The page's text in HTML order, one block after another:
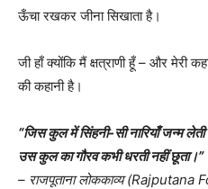
ऊँचा रखकर जीना सिखाता है।
जी हाँ क्योंकि मैं क्षत्राणी हूँ – और मेरी
की कहानी है।
“जिस कुल में सिंहनी-सी नारियाँ जन्म लेती
उस कुल का गौरव कभी धरती नहीं छूता।”
– राजपूताना लोककाव्य (Rajputana